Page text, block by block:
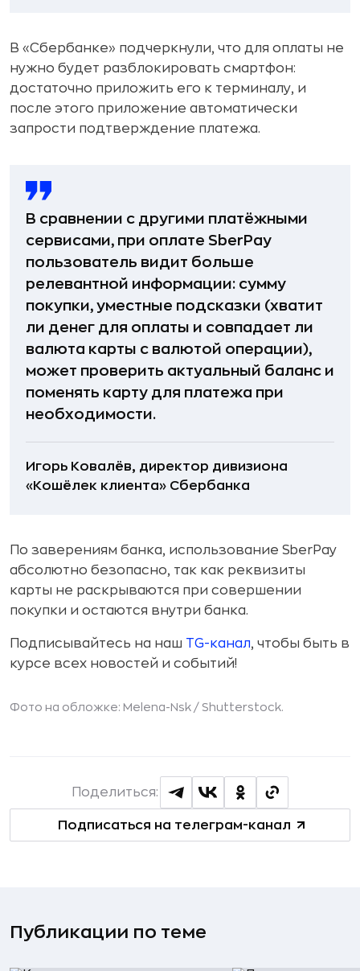
В «Сбербанке» подчеркнули, что для оплаты не
нужно будет разблокировать смартфон:
достаточно приложить его к терминалу, и
после этого приложение автоматически
запрости подтверждение платежа.
В сравнении с другими платёжными
сервисами, при оплате SberPay
пользователь видит больше
релевантной информации: сумму
покупки, уместные подсказки (хватит
ли денег для оплаты и совпадает ли
валюта карты с валютой операции),
может проверить актуальный баланс и
поменять карту для платежа при
необходимости.
Игорь Ковалёв, директор дивизиона
«Кошёлек клиента» Сбербанка
По заверениям банка, использование SberPay
абсолютно безопасно, так как реквизиты
карты не раскрываются при совершении
покупки и остаются внутри банка.
Подписывайтесь на наш TG-канал, чтобы быть в
курсе всех новостей и событий!
Фото на обложке: Melena-Nsk / Shutterstock.
Подписаться на телеграм-канал
Поделиться:
Публикации по теме